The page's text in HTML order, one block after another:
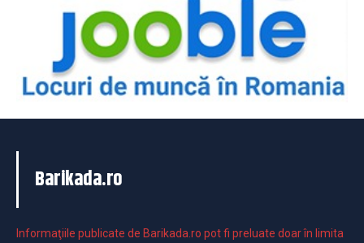
Barikada.ro
Informaţiile publicate de Barikada.ro pot fi preluate doar în limita